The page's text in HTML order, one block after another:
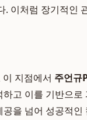
. 이처럼 장기적인
지점에서 주언규
고 이를 기반으로
을 넘어 성공적인